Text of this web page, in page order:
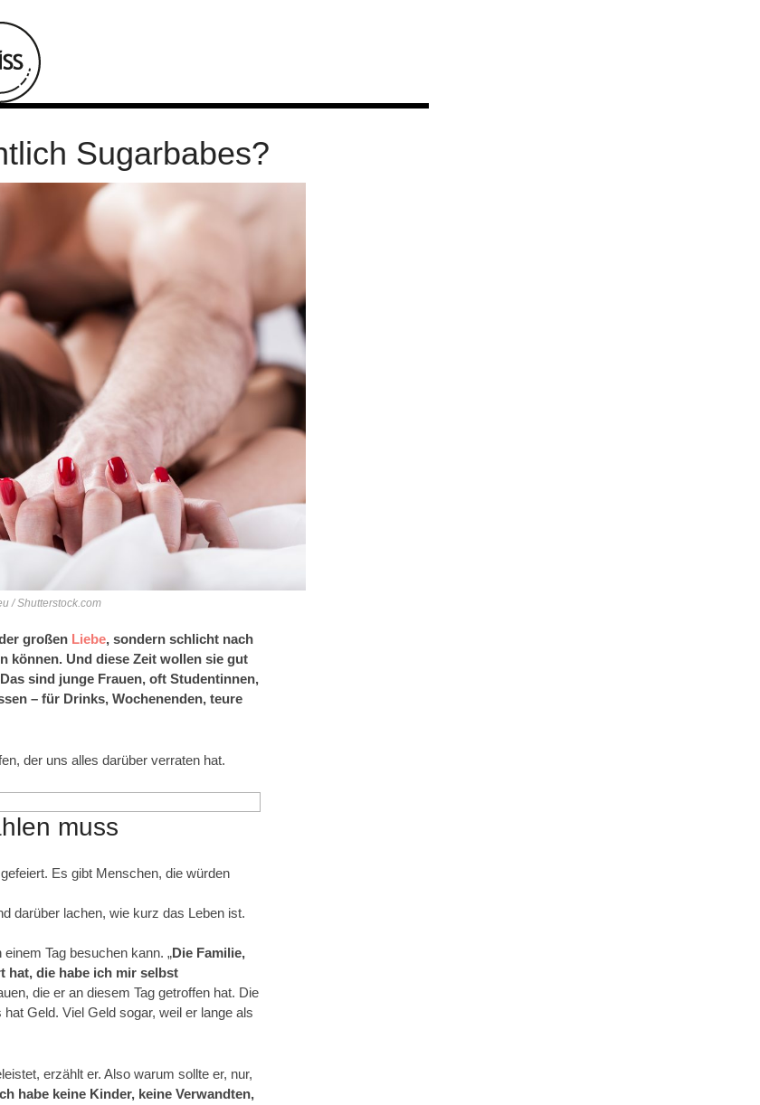
Sugarbabes?
/ Shutterstock.com
großen Liebe, sondern schlicht nach
können. Und diese Zeit wollen sie gut
sind junge Frauen, oft Studentinnen,
– für Drinks, Wochenenden, teure
der uns alles darüber verraten hat.
muss
Es gibt Menschen, die würden
darüber lachen, wie kurz das Leben ist.
Tag besuchen kann. „Die Familie,
hat, die habe ich mir selbst
die er an diesem Tag getroffen hat. Die
Geld. Viel Geld sogar, weil er lange als
erzählt er. Also warum sollte er, nur,
habe keine Kinder, keine Verwandten,